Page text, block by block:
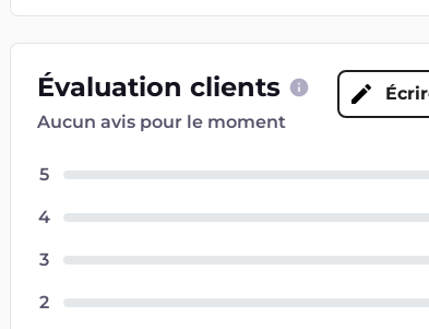
Évaluation clients
Aucun avis pour le moment
5
4
3
2